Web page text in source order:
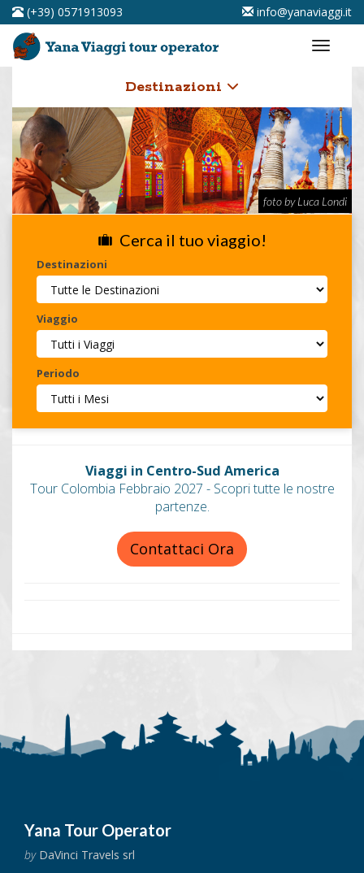
(+39) 0571913093 info@yanaviaggi.it
Destinazioni
foto by Luca Londi
Cerca il tuo viaggio!
Destinazioni
Viaggio
Periodo
Viaggi in Centro-Sud America
Tour Colombia Febbraio 2027 - Scopri tutte le nostre
partenze.
Contattaci Ora
Yana Tour Operator
byDaVinci Travels srl